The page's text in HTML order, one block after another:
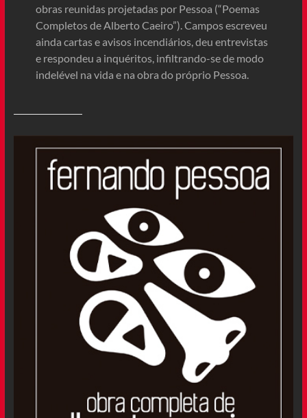
obras reunidas projetadas por Pessoa (“Poemas
Completos de Alberto Caeiro”). Campos escreveu
ainda cartas e avisos incendiários, deu entrevistas
e respondeu a inquéritos, infiltrando-se de modo
indelével na vida e na obra do próprio Pessoa.